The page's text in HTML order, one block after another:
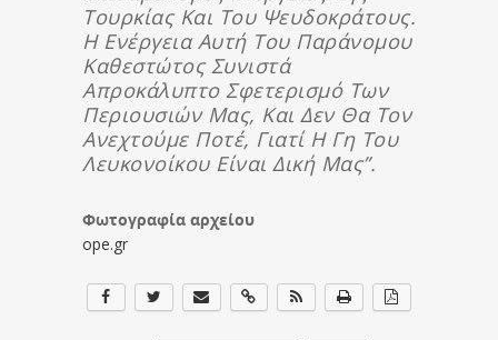
Τουρκίας Και Του Ψευδοκράτους.
Η Ενέργεια Αυτή Του Παράνομου
Καθεστώτος Συνιστά
Απροκάλυπτο Σφετερισμό Των
Περιουσιών Μας, Και Δεν Θα Τον
Ανεχτούμε Ποτέ, Γιατί Η Γη Του
Λευκονοίκου Είναι Δική Μας”.
Φωτογραφία αρχείου
ope.gr